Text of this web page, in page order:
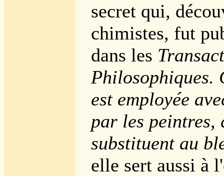
secret qui,
chimistes, fut
dans les
Philosophiques.
est employée
par les peintres,
substituent au
elle sert aussi à